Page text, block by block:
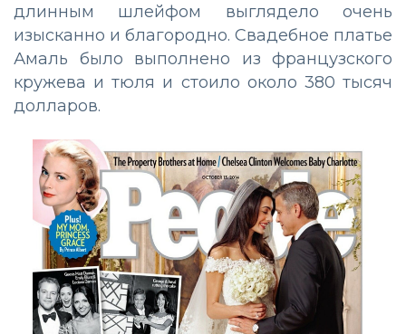
длинным шлейфом выглядело очень
изысканно и благородно. Свадебное платье
Амаль было выполнено из французского
кружева и тюля и стоило около 380 тысяч
долларов.